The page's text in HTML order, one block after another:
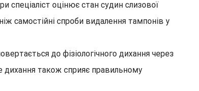
спеціаліст оцінює стан судин слизової
самостійні спроби видалення тампонів у
до фізіологічного дихання через
дихання також сприяє правильному